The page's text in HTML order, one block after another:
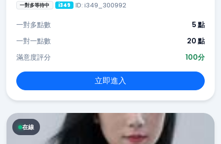
一對多等待中 i349 ID: i349_300992
一對多點數
5 點
一對一點數
20 點
滿意度評分
100分
立即進入
在線